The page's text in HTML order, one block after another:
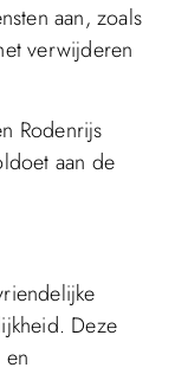
aan, zoals
verwijderen
Rodenrijs
aan de
Deze